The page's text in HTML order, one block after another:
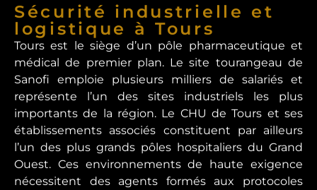
Sécurité industrielle et
logistique à Tours
Tours est le siège d’un pôle pharmaceutique et
médical de premier plan. Le site tourangeau de
Sanofi emploie plusieurs milliers de salariés et
représente l’un des sites industriels les plus
importants de la région. Le CHU de Tours et ses
établissements associés constituent par ailleurs
l’un des plus grands pôles hospitaliers du Grand
Ouest. Ces environnements de haute exigence
nécessitent des agents formés aux protocoles